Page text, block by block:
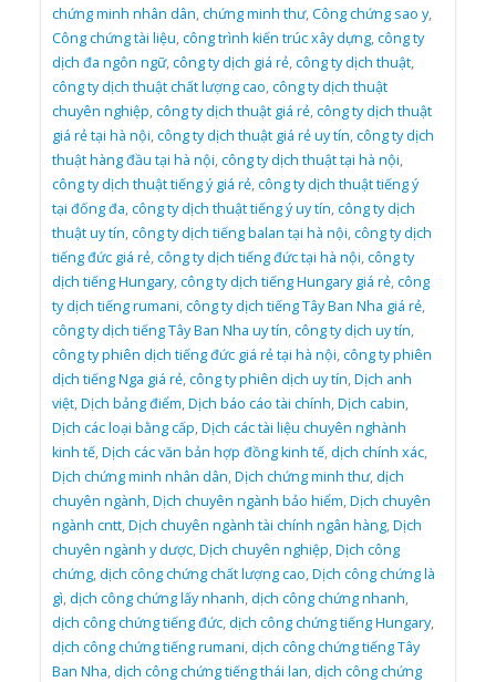
chứng minh nhân dân,chứng minh thư,Công chứng sao y,
Công chứng tài liệu,công trình kiến trúc xây dựng,công ty
dịch đa ngôn ngữ,công ty dịch giá rẻ,công ty dịch thuật,
công ty dịch thuật chất lượng cao,công ty dịch thuật
chuyên nghiệp,công ty dịch thuật giá rẻ,công ty dịch thuật
giá rẻ tại hà nội,công ty dịch thuật giá rẻ uy tín,công ty dịch
thuật hàng đầu tại hà nội,công ty dịch thuật tại hà nội,
công ty dịch thuật tiếng ý giá rẻ,công ty dịch thuật tiếng ý
tại đống đa,công ty dịch thuật tiếng ý uy tín,công ty dịch
thuật uy tín,công ty dịch tiếng balan tại hà nội,công ty dịch
tiếng đức giá rẻ,công ty dịch tiếng đức tại hà nội,công ty
dịch tiếng Hungary,công ty dịch tiếng Hungary giá rẻ,công
ty dịch tiếng rumani,công ty dịch tiếng Tây Ban Nha giá rẻ,
công ty dịch tiếng Tây Ban Nha uy tín,công ty dịch uy tín,
công ty phiên dịch tiếng đức giá rẻ tại hà nội,công ty phiên
dịch tiếng Nga giá rẻ,công ty phiên dịch uy tín,Dịch anh
việt,Dịch bảng điểm,Dịch báo cáo tài chính,Dịch cabin,
Dịch các loại bằng cấp,Dịch các tài liệu chuyên nghành
kinh tế,Dịch các văn bản hợp đồng kinh tế,dịch chính xác,
Dịch chứng minh nhân dân,Dịch chứng minh thư,dịch
chuyên ngành,Dịch chuyên ngành bảo hiểm,Dịch chuyên
ngành cntt,Dịch chuyên ngành tài chính ngân hàng,Dịch
chuyên ngành y dược,Dịch chuyên nghiệp,Dịch công
chứng,dịch công chứng chất lượng cao,Dịch công chứng là
gì,dịch công chứng lấy nhanh,dịch công chứng nhanh,
dịch công chứng tiếng đức,dịch công chứng tiếng Hungary,
dịch công chứng tiếng rumani,dịch công chứng tiếng Tây
Ban Nha,dịch công chứng tiếng thái lan,dịch công chứng